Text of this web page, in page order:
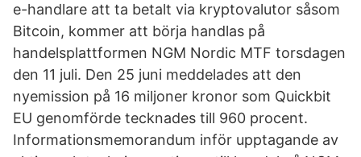
e-handlare att ta betalt via kryptovalutor såsom
Bitcoin, kommer att börja handlas på
handelsplattformen NGM Nordic MTF torsdagen
den 11 juli. Den 25 juni meddelades att den
nyemission på 16 miljoner kronor som Quickbit
EU genomförde tecknades till 960 procent.
Informationsmemorandum inför upptagande av